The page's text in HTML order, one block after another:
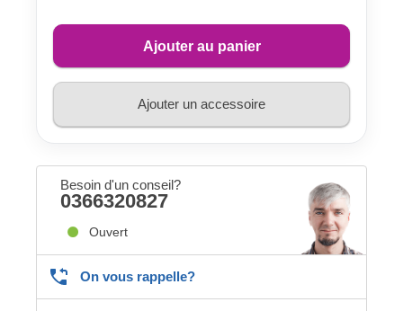
Ajouter au panier
Ajouter un accessoire
Besoin d'un conseil?
0366320827
Ouvert
On vous rappelle?